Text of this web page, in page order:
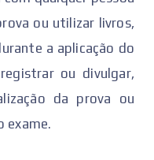
ou utilizar livros,
a aplicação do
ou divulgar,
da prova ou
exame.